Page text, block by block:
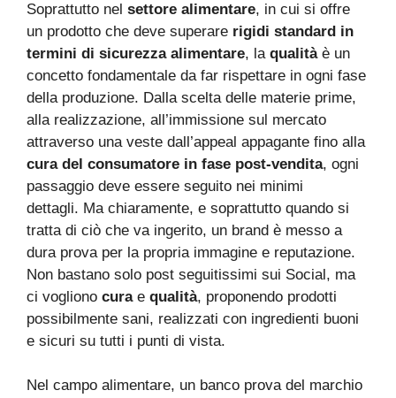
Soprattutto nel settore alimentare, in cui si offre
un prodotto che deve superare rigidi standard in
termini di sicurezza alimentare, laqualitàè un
concetto fondamentale da far rispettare in ogni fase
della produzione. Dalla scelta delle materie prime,
alla realizzazione, all’immissione sul mercato
attraverso una veste dall’appeal appagante fino alla
cura del consumatore in fase post-vendita, ogni
passaggio deve essere seguito nei minimi
dettagli. Ma chiaramente, e soprattutto quando si
tratta di ciò che va ingerito, un brand è messo a
dura prova per la propria immagine e reputazione.
Non bastano solo post seguitissimi sui Social, ma
ci vogliono curae qualità, proponendo prodotti
possibilmente sani, realizzati con ingredienti buoni
e sicuri su tutti i punti di vista.
Nel campo alimentare, un banco prova del marchio